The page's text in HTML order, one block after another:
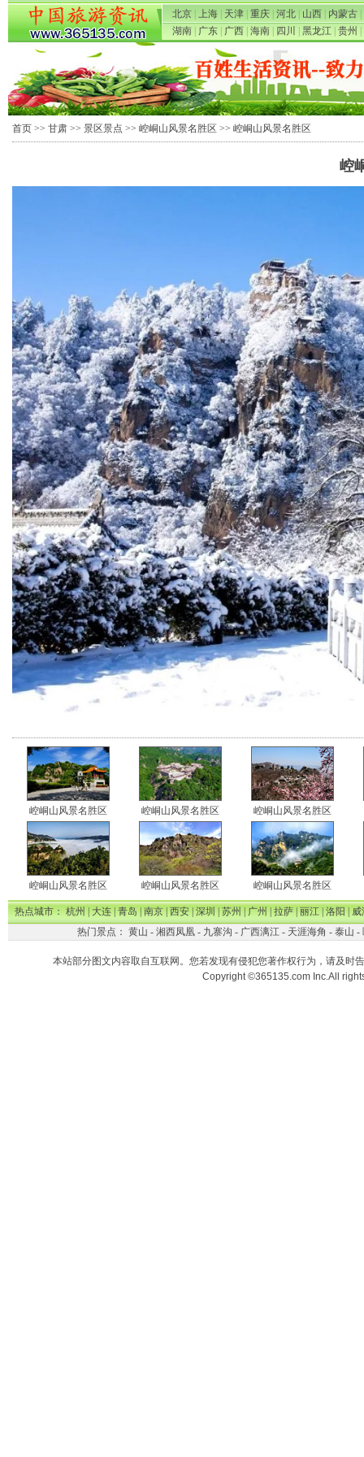
北京 上海 天津 重庆 河北 山西 内蒙古
湖南
广东 广西 海南 四川 黑龙江 贵州
首页 >> 甘肃 >> 景区景点 >> 崆峒山风景名胜区 >> 崆峒山风景名胜区
崆
崆峒山风景名胜区 崆峒山风景名胜区 崆峒山风景名胜区
崆峒山风景名胜区 崆峒山风景名胜区 崆峒山风景名胜区
热点城市：杭州|大连|青岛|南京|西安|深圳|苏州|广州|拉萨|丽江|洛阳|威
热门景点： 黄山 - 湘西凤凰- 九寨沟 - 广西漓江- 天涯海角 - 泰山 -
本站部分图文内容取自互联网。您若发现有侵犯您著作权行为，请及时
Copyright ©365135.com Inc.All